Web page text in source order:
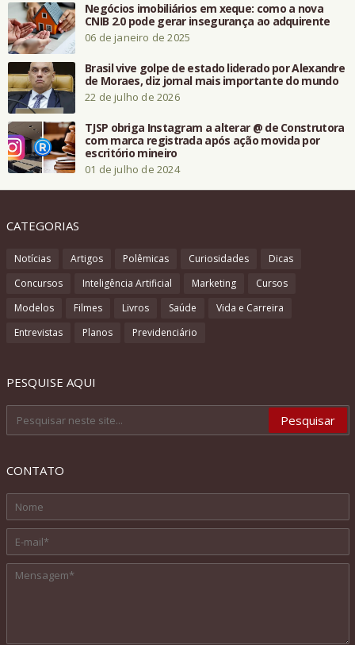
Negócios imobiliários em xeque: como a nova
CNIB 2.0 pode gerar insegurança ao adquirente
06 de janeiro de 2025
Brasil vive golpe de estado liderado por Alexandre
de Moraes, diz jornal mais importante do mundo
22 de julho de 2026
TJSP obriga Instagram a alterar @ de Construtora
com marca registrada após ação movida por
escritório mineiro
01 de julho de 2024
CATEGORIAS
Notícias Artigos Polêmicas Curiosidades
Dicas
Concursos
Inteligência Artificial Marketing
Cursos
Modelos
Filmes Livros Saúde
Vida e Carreira
Entrevistas
Planos Previdenciário
PESQUISE AQUI
CONTATO